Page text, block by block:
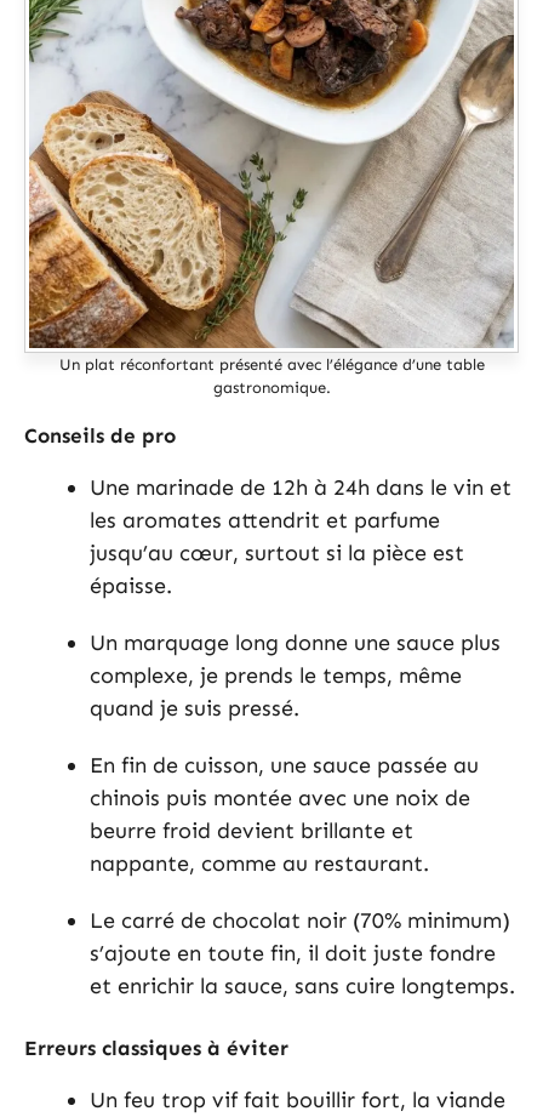
Un plat réconfortant présenté avec l’élégance d’une table
gastronomique.
Conseils de pro
Une marinade de 12h à 24h dans le vin et
les aromates attendrit et parfume
jusqu’au cœur, surtout si la pièce est
épaisse.
Un marquage long donne une sauce plus
complexe, je prends le temps, même
quand je suis pressé.
En fin de cuisson, une sauce passée au
chinois puis montée avec une noix de
beurre froid devient brillante et
nappante, comme au restaurant.
Le carré de chocolat noir (70% minimum)
s’ajoute en toute fin, il doit juste fondre
et enrichir la sauce, sans cuire longtemps.
Erreurs classiques à éviter
Un feu trop vif fait bouillir fort, la viande